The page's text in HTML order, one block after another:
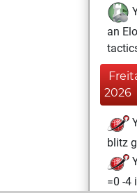
an
2026
blitz
=0 -4